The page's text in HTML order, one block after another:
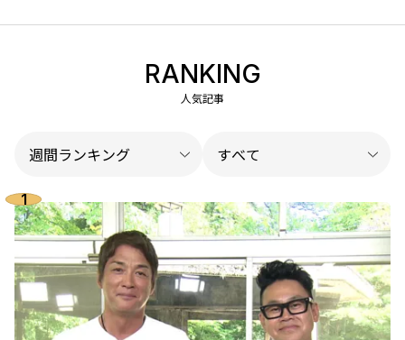
RANKING
人気記事